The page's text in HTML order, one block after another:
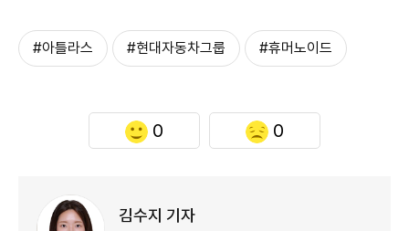
#아틀라스 #현대자동차그룹 #휴머노이드
0 0
김수지 기자